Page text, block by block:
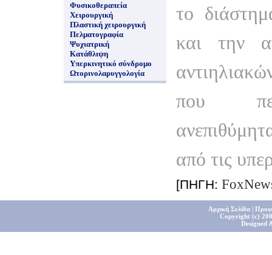
Φυσικοθεραπεία
Χειρουργική
Πλαστική χειρουργική
Πελματογραφία
Ψυχιατρική
Κατάθλιψη
Υπερκινητικό σύνδρομο
Ωτορινολαρυγγολογία
το
και την
που
από τις
[ΠΗΓΗ:
Αρχική Σελίδα|
Copyright (c)
Designed